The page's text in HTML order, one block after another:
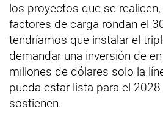
los proyectos que se
factores de carga rondan el
tendríamos que instalar el
demandar una inversión de
millones de dólares solo la
pueda estar lista para el 2028
sostienen.